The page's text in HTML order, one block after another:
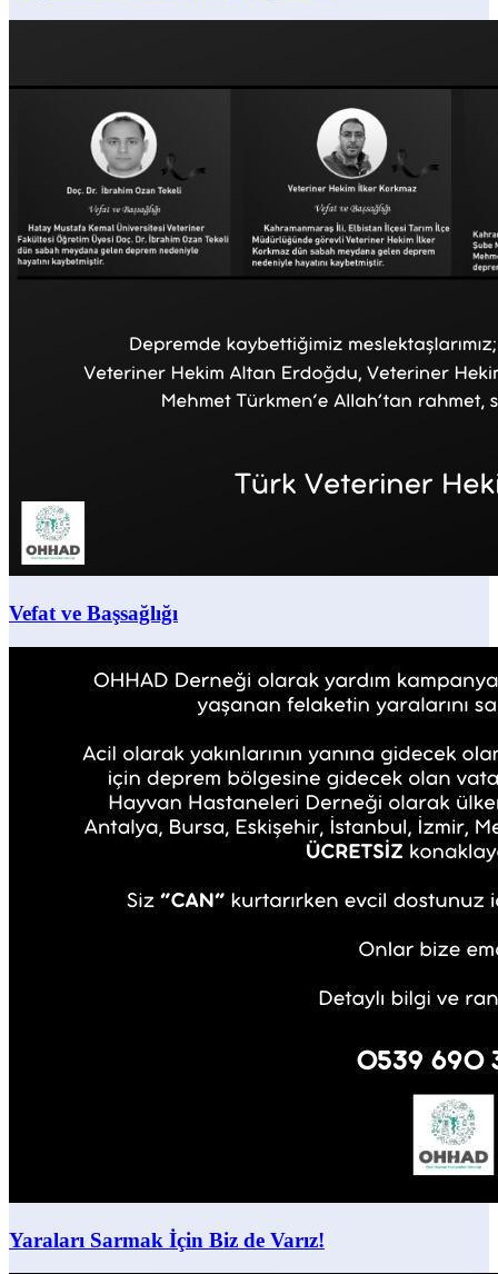
Vefat ve Başsağlığı
Yaraları Sarmak İçin Biz de Varız!